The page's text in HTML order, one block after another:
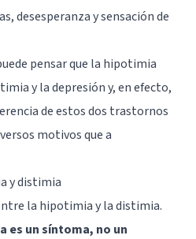
desesperanza y sensación de
pensar que la hipotimia
y la depresión y, en efecto,
de estos dos trastornos
motivos que a
y distimia
la hipotimia y la distimia.
es un síntoma, no un